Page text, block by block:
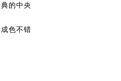
的中央
色不错